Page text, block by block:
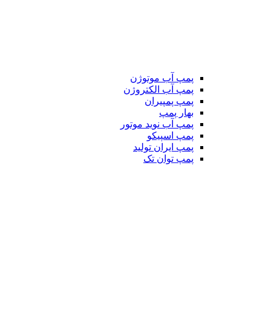
پمپ آب موتوژن
پمپ آب الکتروژن
پمپ پمپیران
بهار پمپ
پمپ آب نوید موتور
پمپ اسپیکو
پمپ ایران تولید
پمپ توان تک